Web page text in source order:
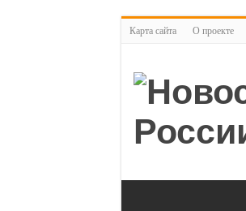
Карта сайта О проекте